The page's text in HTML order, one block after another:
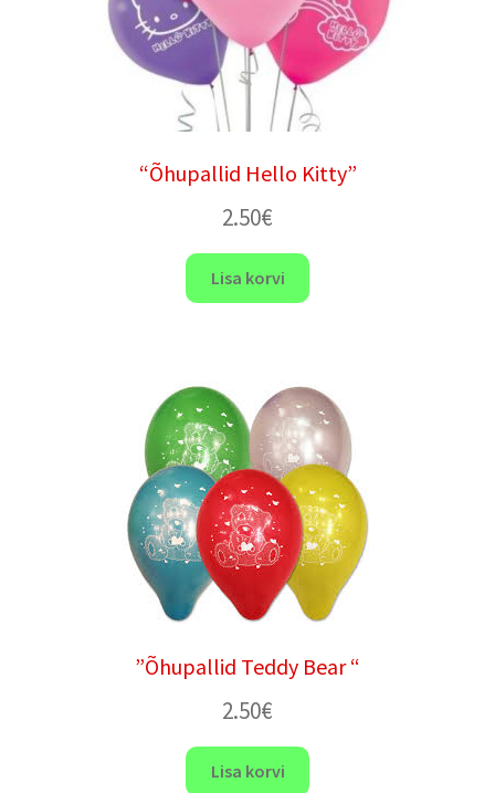
“Õhupallid Hello Kitty”
2.50€
Lisa korvi
”Õhupallid Teddy Bear “
2.50€
Lisa korvi